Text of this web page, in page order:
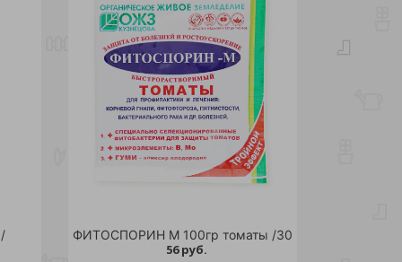
ФИТОСПОРИН М 100гр томаты /30
56 руб.